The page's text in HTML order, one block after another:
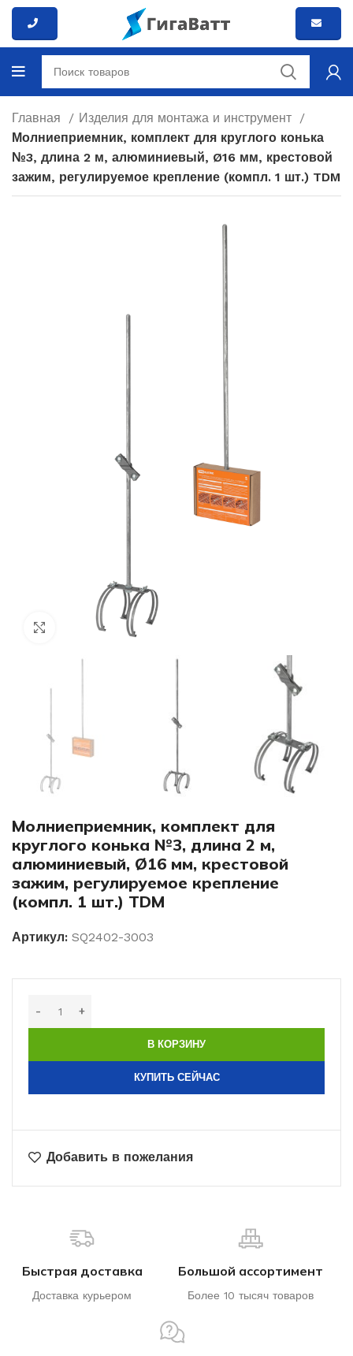
Главная
Изделия для монтажа и инструмент
Молниеприемник, комплект для круглого конька
№3, длина 2 м, алюминиевый, Ø16 мм, крестовой
зажим, регулируемое крепление (компл. 1 шт.) TDM
Нажмите, чтобы увеличить изображение
Молниеприемник, комплект для
круглого конька №3, длина 2 м,
алюминиевый, Ø16 мм, крестовой
зажим, регулируемое крепление
(компл. 1 шт.) TDM
Артикул: SQ2402-3003
В КОРЗИНУ
КУПИТЬ СЕЙЧАС
Добавить в пожелания
Быстрая доставка
Доставка курьером
Большой ассортимент
Более 10 тысяч товаров